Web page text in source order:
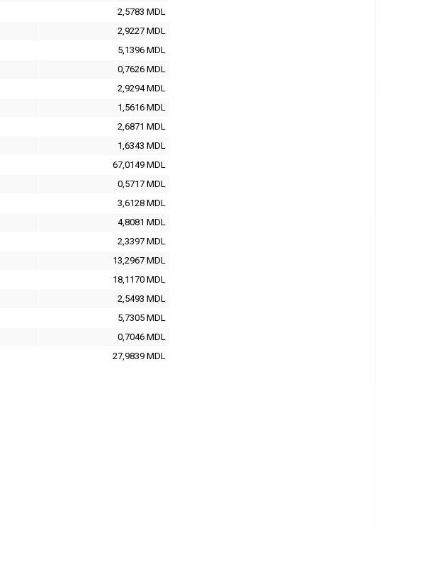
2,5783 MDL
2,9227 MDL
5,1396 MDL
0,7626 MDL
2,9294 MDL
1,5616 MDL
2,6871 MDL
1,6343 MDL
67,0149 MDL
0,5717 MDL
3,6128 MDL
4,8081 MDL
2,3397 MDL
13,2967 MDL
18,1170 MDL
2,5493 MDL
5,7305 MDL
0,7046 MDL
27,9839 MDL